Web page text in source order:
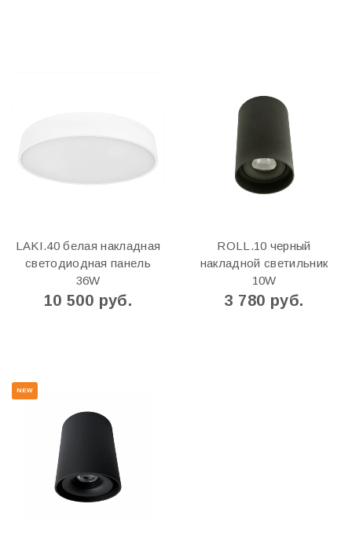
LAKI.40 белая накладная
светодиодная панель
36W
10 500 руб.
ROLL.10 черный
накладной светильник
10W
3 780 руб.
NEW